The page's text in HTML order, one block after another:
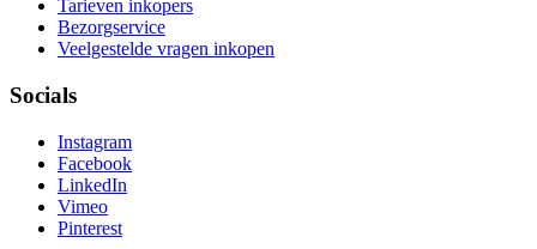
Tarieven inkopers
Bezorgservice
Veelgestelde vragen inkopen
Socials
Instagram
Facebook
LinkedIn
Vimeo
Pinterest